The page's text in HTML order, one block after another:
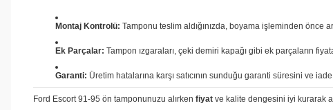
Montaj Kontrolü: Tamponu teslim aldığınızda, boyama işleminden önce
Ek Parçalar: Tampon ızgaraları, çeki demiri kapağı gibi ek parçaların
Garanti: Üretim hatalarına karşı satıcının sunduğu garanti süresini ve
Ford Escort 91-95 ön tamponunuzu alırken fiyat ve kalite dengesini iyi kurarak